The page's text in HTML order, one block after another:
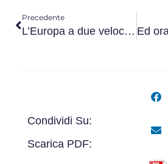
Precedente
L’Europa a due velocità incominci dalla propria difesa
Condividi Su:
Scarica PDF: